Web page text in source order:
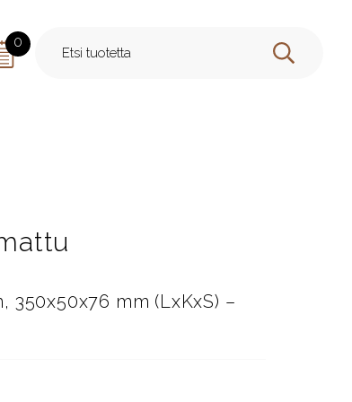
0
HAE
350x50x76 mm (LxKxS) –